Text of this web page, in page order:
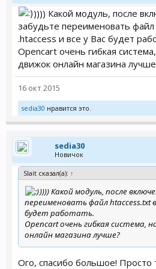
)))) Какой модуль, после
забудьте переименовать
.htaccess и все у Вас будет
Opencart очень гибкая
движок онлайн магазина
16 окт 2015
sedia30 нравится это.
sedia30
Новичок
Slait сказал(а): ↑
)))) Какой модуль, после
переименовать файл htaccess.txt в
будет работать.
Opencart очень гибкая система,
онлайн магазина лучше?
Ого, спасибо большое! Просто